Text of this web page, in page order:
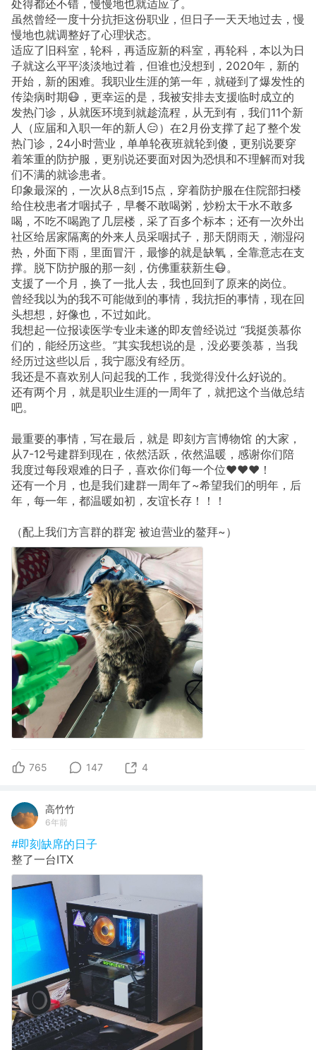
处得都还不错，慢慢地也就适应了。
虽然曾经一度十分抗拒这份职业，但日子一天天地过去，慢
慢地也就调整好了心理状态。
适应了旧科室，轮科，再适应新的科室，再轮科，本以为日
子就这么平平淡淡地过着，但谁也没想到，2020年，新的
开始，新的困难。我职业生涯的第一年，就碰到了爆发性的
传染病时期😷，更幸运的是，我被安排去支援临时成立的
发热门诊，从就医环境到就趁流程，从无到有，我们11个新
人（应届和入职一年的新人😑）在2月份支撑了起了整个发
热门诊，24小时营业，单单轮夜班就轮到傻，更别说要穿
着笨重的防护服，更别说还要面对因为恐惧和不理解而对我
们不满的就诊患者。
印象最深的，一次从8点到15点，穿着防护服在住院部扫楼
给住校患者才咽拭子，早餐不敢喝粥，炒粉太干水不敢多
喝，不吃不喝跑了几层楼，采了百多个标本；还有一次外出
社区给居家隔离的外来人员采咽拭子，那天阴雨天，潮湿闷
热，外面下雨，里面冒汗，最惨的就是缺氧，全靠意志在支
撑。脱下防护服的那一刻，仿佛重获新生😷。
支援了一个月，换了一批人去，我也回到了原来的岗位。
曾经我以为的我不可能做到的事情，我抗拒的事情，现在回
头想想，好像也，不过如此。
我想起一位报读医学专业未遂的即友曾经说过 “我挺羡慕你
们的，能经历这些。”其实我想说的是，没必要羡慕，当我
经历过这些以后，我宁愿没有经历。
我还是不喜欢别人问起我的工作，我觉得没什么好说的。
还有两个月，就是职业生涯的一周年了，就把这个当做总结
吧。
最重要的事情，写在最后，就是 即刻方言博物馆 的大家，
从7-12号建群到现在，依然活跃，依然温暖，感谢你们陪
我度过每段艰难的日子，喜欢你们每一个位❤️❤️❤️！
还有一个月，也是我们建群一周年了~希望我们的明年，后
年，每一年，都温暖如初，友谊长存！！！
（配上我们方言群的群宠 被迫营业的鳌拜~）
765 147 4
高竹竹
6年前
#即刻缺席的日子
整了一台ITX